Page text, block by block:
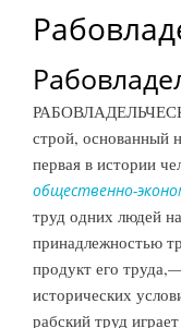
строй, основанный
первая в истории
общественно-
труд одних людей
принадлежностью
продукт его
исторических
рабский труд